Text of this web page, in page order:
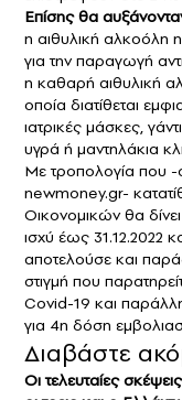
Επίσης θα
η αιθυλική αλκοόλη
για την παραγωγή
η καθαρή αιθυλική
οποία διατίθεται
ιατρικές μάσκες,
υγρά ή μαντηλάκια
Με τροπολογία που
newmoney.gr-
Οικονομικών θα
ισχύ έως 31.12.2022
αποτελούσε και
στιγμή που
Covid-19 και
για 4η δόση
Διαβάστε
Οι τελευταίες